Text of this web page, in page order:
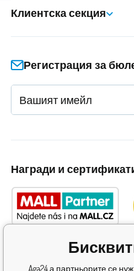
Клиентска секция
Регистрация за
Награди и
Aga24 а партньорите се